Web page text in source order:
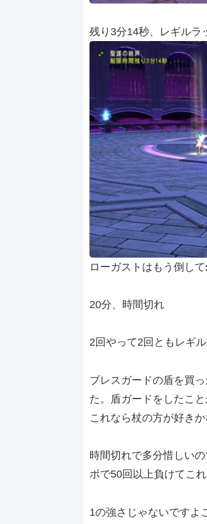
残り3分14秒、レギルラ
ローガストはもう倒し
20分、時間切れ
2回やって2回ともレギ
ブレスガードの盾を買
た。盾ガードをしたこ
これなら杖の方が好き
時間切れで多分惜しい
ポで50回以上負けてこ
1の強さじゃないですよ